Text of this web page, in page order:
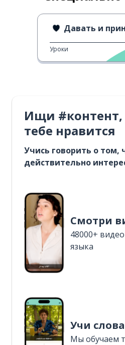
Давать и
Уроки
Ищи
тебе нравится
Учись говорить о том,
действительно
Смотри
48000+
языка
Учи слова
Мы обучаем